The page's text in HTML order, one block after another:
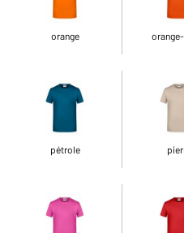
orange
pétrole